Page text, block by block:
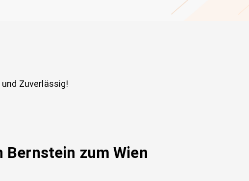
Zuverlässig!
Bernstein zum Wien